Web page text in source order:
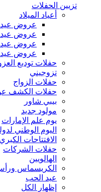
تزيين الحفلات
أعياد الميلاد
عروض عيد
عروض عيد
عروض عيد
عروض عيد
حفلات توديع
تزوجيني
حفلات الزواج
حفلات الكشف
بيبي شاور
مولود جديد
يوم علم الإمارات
اليوم الوطني
الافتتاحات الكبري
حفلات الشركات
الهالويين
الكريسماس
عيد الحب
إظهار الكل